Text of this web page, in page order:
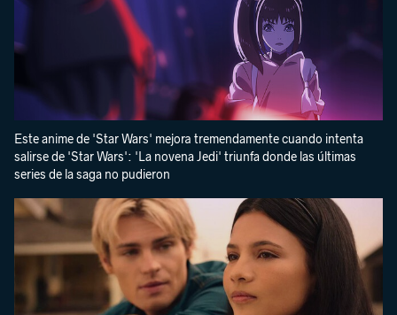
Este anime de 'Star Wars' mejora tremendamente cuando intenta
salirse de 'Star Wars': 'La novena Jedi' triunfa donde las últimas
series de la saga no pudieron